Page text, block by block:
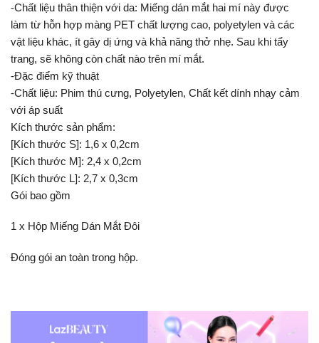
-Chất liệu thân thiện với da: Miếng dán mắt hai mí này được
làm từ hỗn hợp màng PET chất lượng cao, polyetylen và các
vật liệu khác, ít gây dị ứng và khả năng thở nhẹ. Sau khi tẩy
trang, sẽ không còn chất nào trên mí mắt.
-Đặc điểm kỹ thuật
-Chất liệu: Phim thú cưng, Polyetylen, Chất kết dính nhạy cảm
với áp suất
Kích thước sản phẩm:
[Kích thước S]: 1,6 x 0,2cm
[Kích thước M]: 2,4 x 0,2cm
[Kích thước L]: 2,7 x 0,3cm
Gói bao gồm
1 x Hộp Miếng Dán Mắt Đôi
Đóng gói an toàn trong hộp.